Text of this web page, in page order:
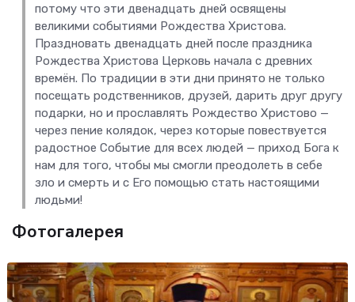
потому что эти двенадцать дней освящены
великими событиями Рождества Христова.
Праздновать двенадцать дней после праздника
Рождества Христова Церковь начала с древних
времён. По традиции в эти дни принято не только
посещать родственников, друзей, дарить друг другу
подарки, но и прославлять Рождество Христово —
через пение колядок, через которые повествуется
радостное Событие для всех людей — приход Бога к
нам для того, чтобы мы смогли преодолеть в себе
зло и смерть и с Его помощью стать настоящими
людьми!
Фотогалерея